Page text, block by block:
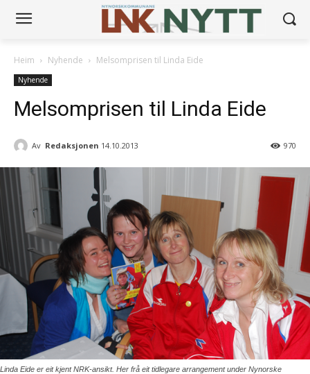
Heim Nyhende Melsomprisen til Linda Eide
Nyhende
Melsomprisen til Linda Eide
Av Redaksjonen 14.10.2013 970
Linda Eide er eit kjent NRK-ansikt. Her frå eit tidlegare arrangement under Nynorske